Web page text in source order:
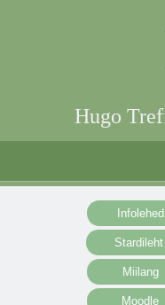
Hugo